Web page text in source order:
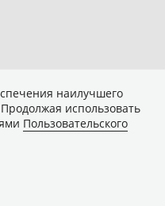
наилучшего
использовать
Пользовательского